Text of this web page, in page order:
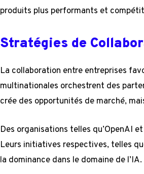
produits plus performants et
Stratégies de
La collaboration entre entreprises
multinationales orchestrent des
crée des opportunités de marché,
Des organisations telles qu’OpenAI
Leurs initiatives respectives, telles
la dominance dans le domaine de l’IA.